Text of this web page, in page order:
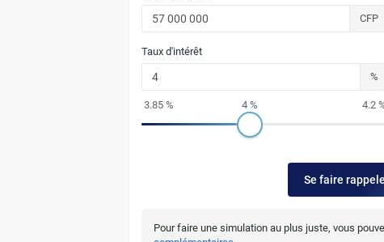
CFP
Taux d'intérêt
%
3.85 % 4.2
4 %
Se faire
Pour faire une simulation au plus juste, vous